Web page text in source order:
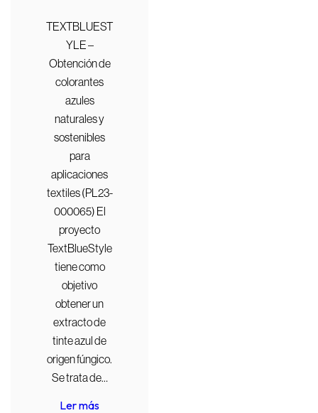
TEXTBLUEST
YLE –
Obtención de
colorantes
azules
naturales y
sostenibles
para
aplicaciones
textiles (PL23-
000065) El
proyecto
TextBlueStyle
tiene como
objetivo
obtener un
extracto de
tinte azul de
origen fúngico.
Se trata de…
Ler más